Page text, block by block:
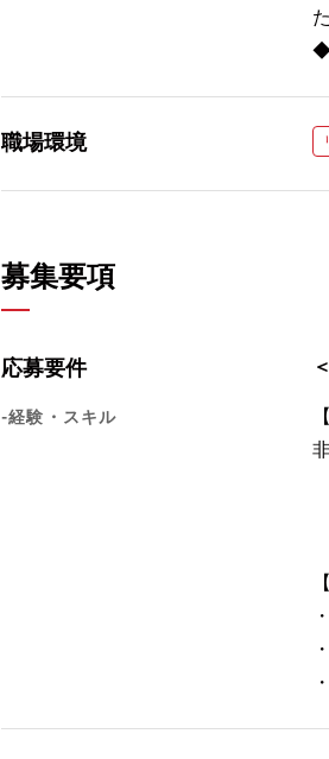
◆
職場環境
募集要項
応募要件
-経験・スキル